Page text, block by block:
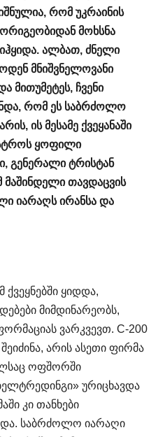
რომ უკრაინის
მოხსნა
ალბათ, ძნელი
მნიშვნელოვანი
მითუმეტეს, ჩვენი
რომ ეს საბრძოლო
ის მესამე ქვეყანაში
ყოფილი
გენერალი ტრისტან
თავდაცვის
იარაღს ირანსა და
ქვეყნებში ყიდდა,
მიმდინარეობს,
ვარკვევთ. C-200
არის ასეთი ფირმა
ოფშორში
ურიცხავდა
კი თანხები
საბრძოლო იარაღი